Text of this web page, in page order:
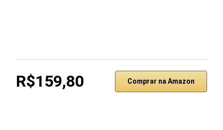
R$159,80 Comprar na Amazon